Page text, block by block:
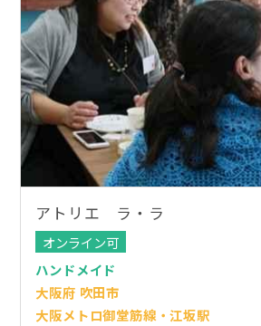
アトリエ ラ・ラ
オンライン可
ハンドメイド
大阪府 吹田市
大阪メトロ御堂筋線・江坂駅